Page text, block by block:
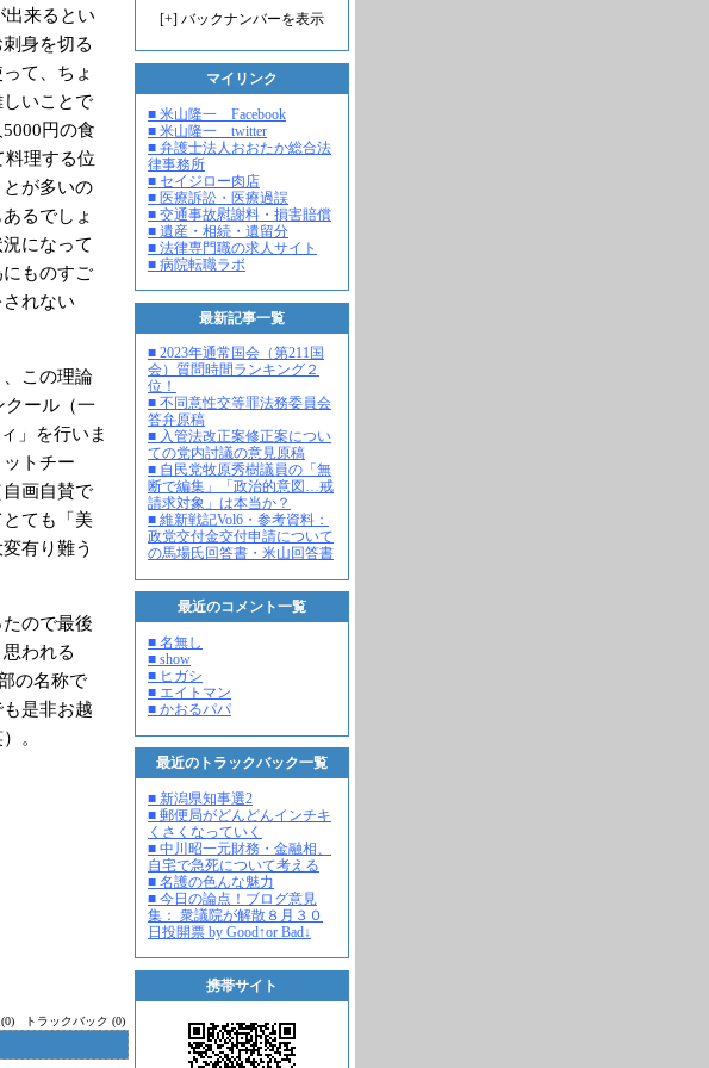
[+] バックナンバーを表示
マイリンク
■ 米山隆一 Facebook
■ 米山隆一 twitter
■ 弁護士法人おおたか総合法
律事務所
■ セイジロー肉店
■ 医療訴訟・医療過誤
■ 交通事故慰謝料・損害賠償
■ 遺産・相続・遺留分
■ 法律専門職の求人サイト
■ 病院転職ラボ
最新記事一覧
■ 2023年通常国会（第211国
会）質問時間ランキング２
位！
■ 不同意性交等罪法務委員会
答弁原稿
■ 入管法改正案修正案につい
ての党内討議の意見原稿
■ 自民党牧原秀樹議員の「無
断で編集」「政治的意図…戒
請求対象」は本当か？
■ 維新戦記Vol6・参考資料：
政党交付金交付申請について
の馬場氏回答書・米山回答書
最近のコメント一覧
■ 名無し
■ show
■ ヒガシ
■ エイトマン
■ かおるパパ
最近のトラックバック一覧
■ 新潟県知事選2
■ 郵便局がどんどんインチキ
くさくなっていく
■ 中川昭一元財務・金融相、
自宅で急死について考える
■ 名護の色んな魅力
■ 今日の論点！ブログ意見
集： 衆議院が解散８月３０
日投開票 by Good↑or Bad↓
携帯サイト
出来るとい
身を切る
て、ちょ
いことで
円の食
料理する位
が多いの
るでしょ
になって
ものすご
れない
この理論
クール（一
」を行いま
トチー
画自賛で
ても「美
有り難う
ので最後
われる
の名称で
是非お越
。
トラックバック (0)